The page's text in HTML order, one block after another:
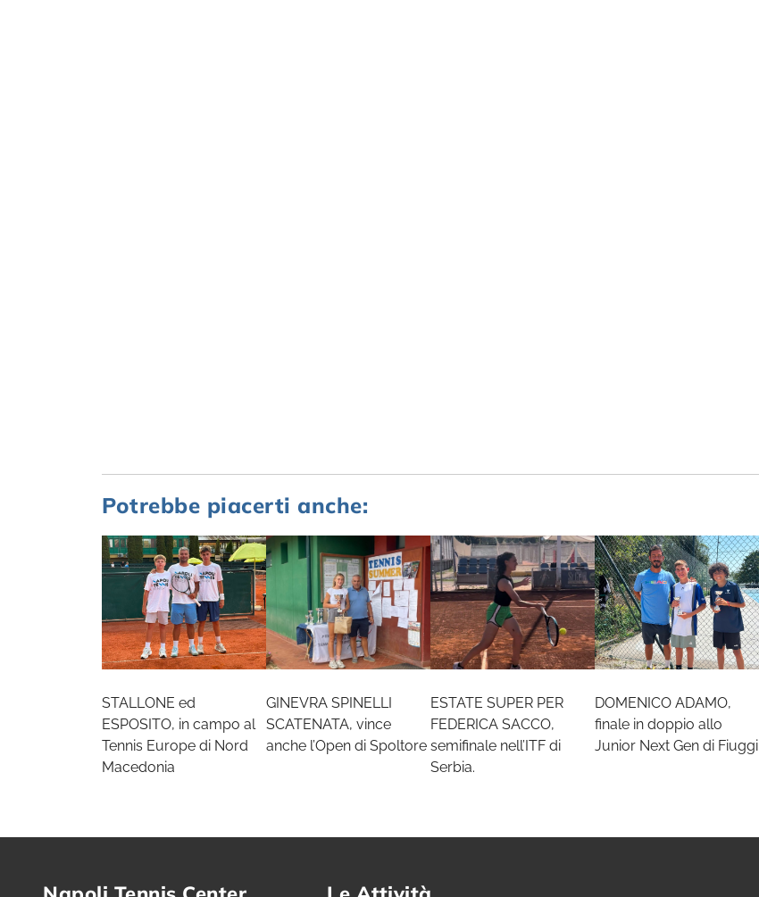
Potrebbe piacerti anche:
STALLONE ed
ESPOSITO, in campo al
Tennis Europe di Nord
Macedonia
GINEVRA SPINELLI
SCATENATA, vince
anche l’Open di Spoltore
ESTATE SUPER PER
FEDERICA SACCO,
semifinale nell’ITF di
Serbia.
DOMENICO ADAMO,
finale in doppio allo
Junior Next Gen di Fiuggi